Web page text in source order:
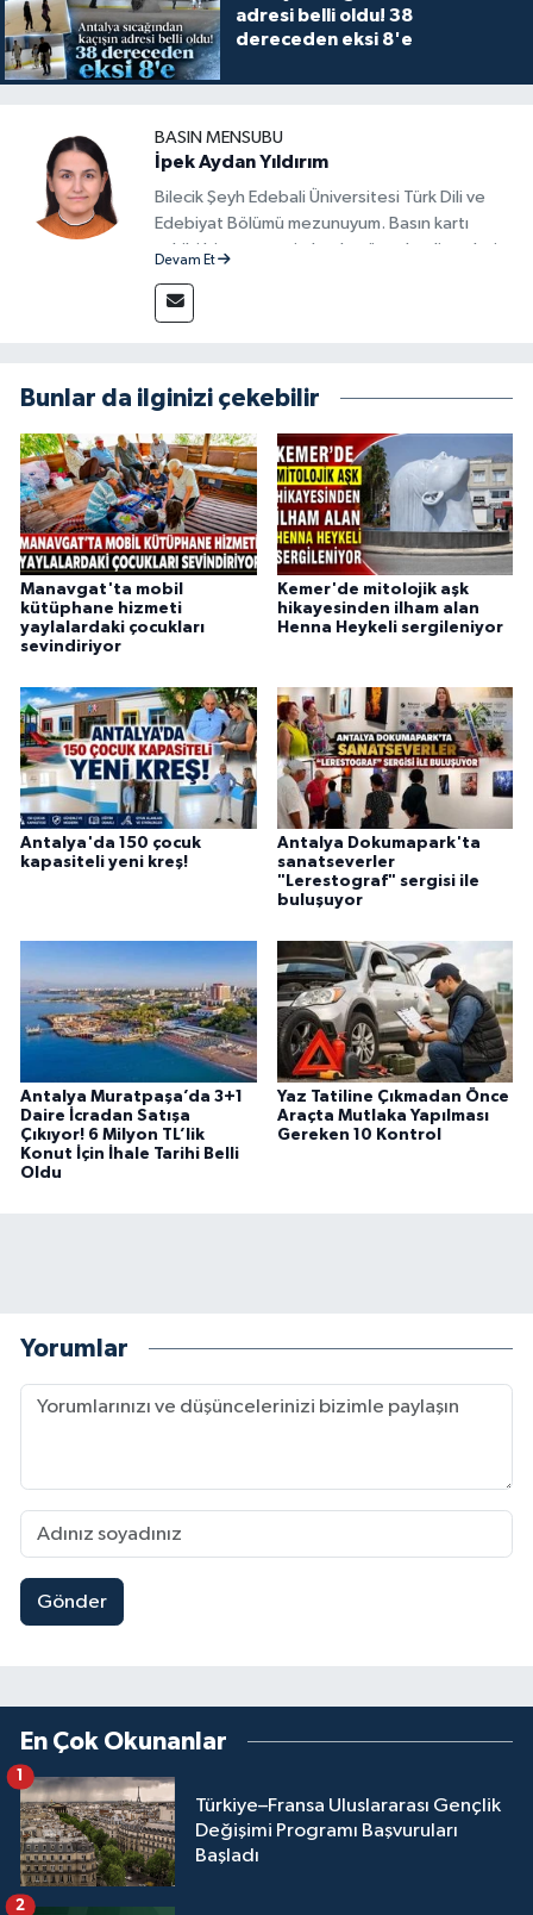
adresi belli oldu! 38
dereceden eksi 8'e
BASIN MENSUBU
İpek Aydan Yıldırım
Bilecik Şeyh Edebali Üniversitesi Türk Dili ve
Edebiyat Bölümü mezunuyum. Basın kartı
sahibi bir gazeteci olarak, güncel gelişmeleri
güvenilir ve tarafsız bilgilerle buluşturmayı
amaçlıyorum. Habercilik anlayışımda etik
alanlarda ürettiğim içeriklerle kamuoyuna
fayda sağla
Devam Et
Bunlar da ilginizi çekebilir
Manavgat'ta mobil
kütüphane hizmeti
yaylalardaki çocukları
sevindiriyor
Kemer'de mitolojik aşk
hikayesinden ilham alan
Henna Heykeli sergileniyor
Antalya'da 150 çocuk
kapasiteli yeni kreş!
Antalya Dokumapark'ta
sanatseverler
"Lerestograf" sergisi ile
buluşuyor
Antalya Muratpaşa’da 3+1
Daire İcradan Satışa
Çıkıyor! 6 Milyon TL’lik
Konut İçin İhale Tarihi Belli
Oldu
Yaz Tatiline Çıkmadan Önce
Araçta Mutlaka Yapılması
Gereken 10 Kontrol
Yorumlar
Gönder
En Çok Okunanlar
Türkiye–Fransa Uluslararası Gençlik
Değişimi Programı Başvuruları
Başladı
1
2